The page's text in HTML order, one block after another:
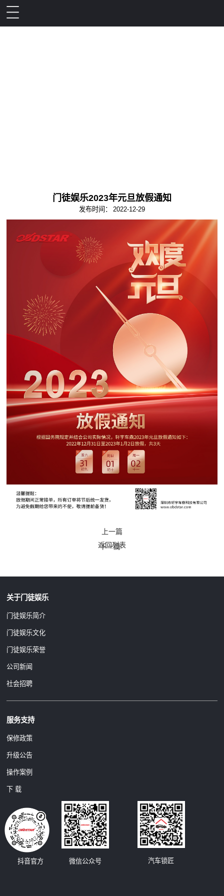
门徒娱乐2023年元旦放假通知
发布时间： 2022-12-29
上一篇
下一篇
返回列表
关于门徒娱乐
门徒娱乐简介
门徒娱乐文化
门徒娱乐荣誉
公司新闻
社会招聘
服务支持
保修政策
升级公告
操作案例
下 载
微信公众号
抖音官方 汽车锁匠